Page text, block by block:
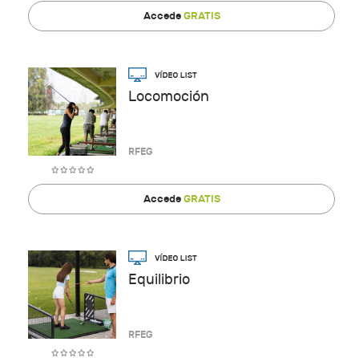
AccedeGRATIS
Locomoción
RFEG
AccedeGRATIS
Equilibrio
RFEG